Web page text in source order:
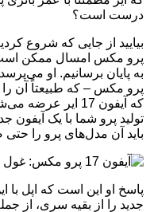
درست است؟
بیایید از جایی که شروع
پرو مکس – که طبیعتاً آن
که آیفون 17
تولید پرو شما با یک آیفون
باید آن مدل‌های پرو را حتی
پاسخ او این است که اپل با
جدید را از بقیه سری، از جمله آیفون 17